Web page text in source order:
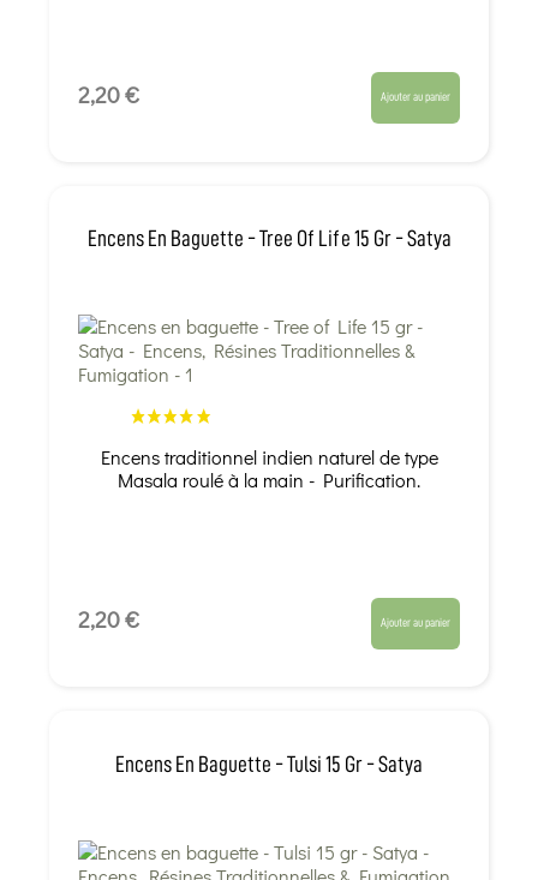
2,20 € Ajouter au panier
Encens En Baguette - Tree Of Life 15 Gr - Satya
Encens traditionnel indien naturel de type
Masala roulé à la main - Purification.
2,20 € Ajouter au panier
Encens En Baguette - Tulsi 15 Gr - Satya